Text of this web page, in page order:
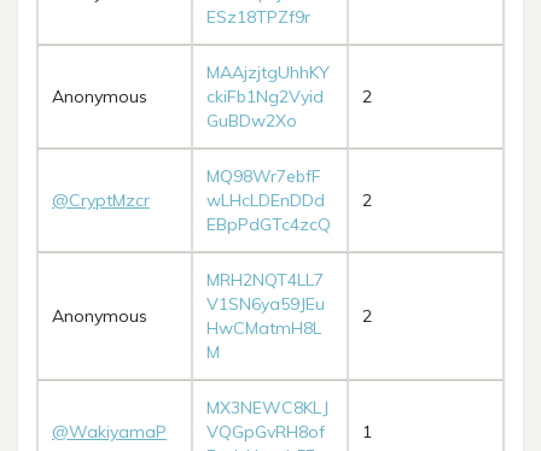
ESz18TPZf9r
Anonymous
MAAjzjtgUhhKY
ckiFb1Ng2Vyid
GuBDw2Xo
2
@CryptMzcr
MQ98Wr7ebfF
wLHcLDEnDDd
EBpPdGTc4zcQ
2
Anonymous
MRH2NQT4LL7
V1SN6ya59JEu
HwCMatmH8L
M
2
@WakiyamaP
MX3NEWC8KLJ
VQGpGvRH8of
1